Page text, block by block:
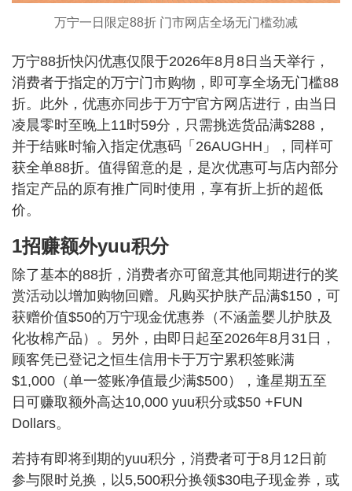
万宁一日限定88折 门市网店全场无门槛劲减
万宁88折快闪优惠仅限于2026年8月8日当天举行，
消费者于指定的万宁门市购物，即可享全场无门槛88
折。此外，优惠亦同步于万宁官方网店进行，由当日
凌晨零时至晚上11时59分，只需挑选货品满$288，
并于结账时输入指定优惠码「26AUGHH」，同样可
获全单88折。值得留意的是，是次优惠可与店内部分
指定产品的原有推广同时使用，享有折上折的超低
价。
1招赚额外yuu积分
除了基本的88折，消费者亦可留意其他同期进行的奖
赏活动以增加购物回赠。凡购买护肤产品满$150，可
获赠价值$50的万宁现金优惠券（不涵盖婴儿护肤及
化妆棉产品）。另外，由即日起至2026年8月31日，
顾客凭已登记之恒生信用卡于万宁累积签账满
$1,000（单一签账净值最少满$500），逢星期五至
日可赚取额外高达10,000 yuu积分或$50 +FUN
Dollars。
若持有即将到期的yuu积分，消费者可于8月12日前
参与限时兑换，以5,500积分换领$30电子现金券，或